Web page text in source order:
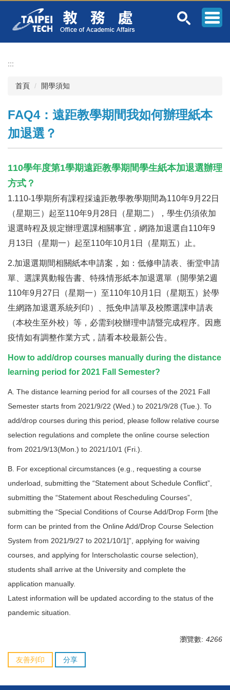
容
:::
首頁 開學須知
FAQ4：遠距教學期間我如何辦理紙本
加退選？
110學年度第1學期遠距教學期間學生紙本加退選辦理
方式 ？
1.110-1學期所有課程採遠距教學教學期間為110年9月22日
（星期三）起至110年9月28日（星期二），學生仍須依加
退選時程及規定辦理選課相關事宜，網路加退選自110年9
月13日（星期一）起至110年10月1日（星期五）止。
2.加退選期間相關紙本申請案，如：低修申請表、衝堂申請
單、選課異動報告書、特殊情形紙本加退選單（開學第2週
110年9月27日（星期一）至110年10月1日（星期五）於學
生網路加退選系統列印）、抵免申請單及校際選課申請表
（本校生至外校）等，必需到校辦理申請暨完成程序。因應
疫情如有調整作業方式，請看本校最新公告。
How to add/drop courses manually during the distance
learning period for 2021 Fall Semester?
A. The distance learning period for all courses of the 2021 Fall
Semester starts from 2021/9/22 (Wed.) to 2021/9/28 (Tue.). To
add/drop courses during this period, please follow relative course
selection regulations and complete the online course selection
from 2021/9/13(Mon.) to 2021/10/1 (Fri.).
B. For exceptional circumstances (e.g., requesting a course
underload, submitting the “Statement about Schedule Conflict”,
submitting the “Statement about Rescheduling Courses”,
submitting the “Special Conditions of Course Add/Drop Form [the
form can be printed from the Online Add/Drop Course Selection
System from 2021/9/27 to 2021/10/1]”, applying for waiving
courses, and applying for Interscholastic course selection),
students shall arrive at the University and complete the
application manually.
Latest information will be updated according to the status of the
pandemic situation.
瀏覽數: 4266
友善列印 分享